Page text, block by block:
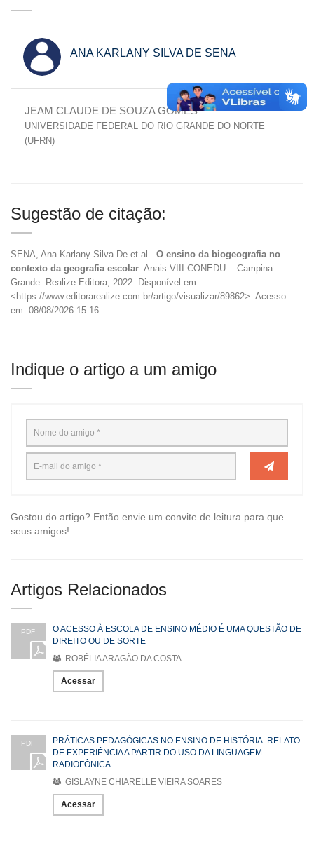
ANA KARLANY SILVA DE SENA
JEAM CLAUDE DE SOUZA GOMES
UNIVERSIDADE FEDERAL DO RIO GRANDE DO NORTE
(UFRN)
Sugestão de citação:
SENA, Ana Karlany Silva De et al.. O ensino da biogeografia no
contexto da geografia escolar . Anais VIII CONEDU... Campina
Grande: Realize Editora, 2022. Disponível em:
<https://www.editorarealize.com.br/artigo/visualizar/89862>. Acesso
em: 08/08/2026 15:16
Indique o artigo a um amigo
Gostou do artigo? Então envie um convite de leitura para que
seus amigos!
Artigos Relacionados
PDF
O ACESSO À ESCOLA DE ENSINO MÉDIO É UMA QUESTÃO DE
DIREITO OU DE SORTE
ROBÉLIA ARAGÃO DA COSTA
Acessar
PDF
PRÁTICAS PEDAGÓGICAS NO ENSINO DE HISTÓRIA: RELATO
DE EXPERIÊNCIA A PARTIR DO USO DA LINGUAGEM
RADIOFÔNICA
GISLAYNE CHIARELLE VIEIRA SOARES
Acessar